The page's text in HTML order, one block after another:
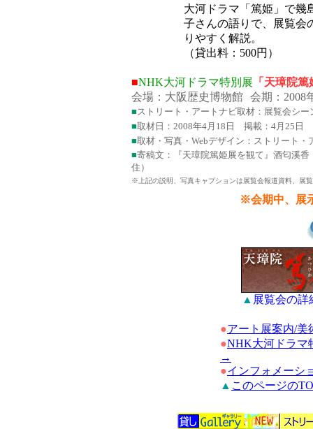
大河ドラマ「篤姫」で幾
子さんの語りで、展覧会
りやすく解説。
（貸出料：500円）
■NHK大河ドラマ特別展 「天璋院
会場：大阪歴史博物館
会期：2008
■ストリート・アートナビ取材：展覧会シー
■取材日：2008年4月18日 掲載：4月25日
■取材・写真・Webデザイン：ストリート
■寄稿文：『天璋院篤姫展を観て』酒匂溪
住）
※上記の説明、写真キャプションは展覧会報道資料、展
※会期中、展
▲ 展覧会の詳
●アート展案内/
●NHK大河ドラマ
→
●インフォメーシ
▲ このページの